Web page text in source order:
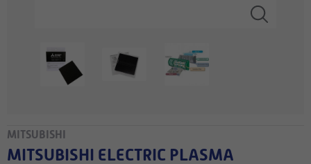
MITSUBISHI
MITSUBISHI ELECTRIC PLASMA